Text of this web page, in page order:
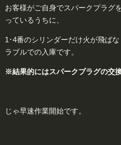
お客様がご自身でスパークプラグ
っているうちに、
1･4番のシリンダーだけ火が飛ば
ラブルでの入庫です。
※結果的にはスパークプラグの交
じゃ早速作業開始です。